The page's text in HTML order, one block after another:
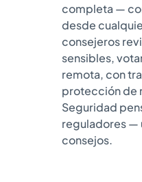
completa —
desde
consejeros
sensibles,
remota, con
protección de
Seguridad
reguladores —
consejos.